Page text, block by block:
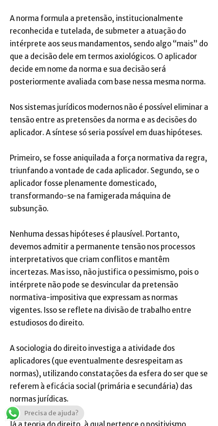
A norma formula a pretensão, institucionalmente
reconhecida e tutelada, de submeter a atuação do
intérprete aos seus mandamentos, sendo algo “mais” do
que a decisão dele em termos axiológicos. O aplicador
decide em nome da norma e sua decisão será
posteriormente avaliada com base nessa mesma norma.
Nos sistemas jurídicos modernos não é possível eliminar a
tensão entre as pretensões da norma e as decisões do
aplicador. A síntese só seria possível em duas hipóteses.
Primeiro, se fosse aniquilada a força normativa da regra,
triunfando a vontade de cada aplicador. Segundo, se o
aplicador fosse plenamente domesticado,
transformando-se na famigerada máquina de
subsunção.
Nenhuma dessas hipóteses é plausível. Portanto,
devemos admitir a permanente tensão nos processos
interpretativos que criam conflitos e mantêm
incertezas. Mas isso, não justifica o pessimismo, pois o
intérprete não pode se desvincular da pretensão
normativa-impositiva que expressam as normas
vigentes. Isso se reflete na divisão de trabalho entre
estudiosos do direito.
A sociologia do direito investiga a atividade dos
aplicadores (que eventualmente desrespeitam as
normas), utilizando constatações da esfera do ser que se
referem à eficácia social (primária e secundária) das
normas jurídicas.
Precisa de ajuda?